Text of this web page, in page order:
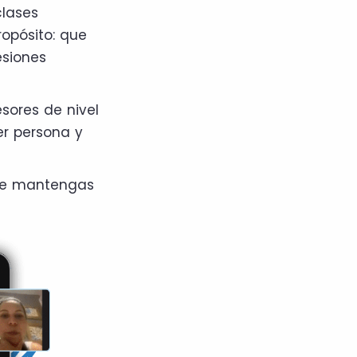
que
de nivel
persona y
mantengas